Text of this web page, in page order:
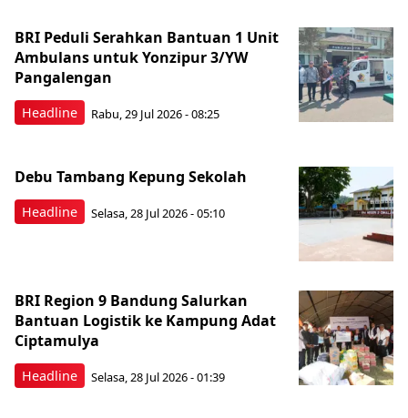
Headline
BRI Peduli Serahkan Bantuan 1 Unit
Ambulans untuk Yonzipur 3/YW
Pangalengan
Rabu, 29 Jul 2026 - 08:25
Headline
Debu Tambang Kepung Sekolah
Selasa, 28 Jul 2026 - 05:10
Headline
BRI Region 9 Bandung Salurkan
Bantuan Logistik ke Kampung Adat
Ciptamulya
Selasa, 28 Jul 2026 - 01:39